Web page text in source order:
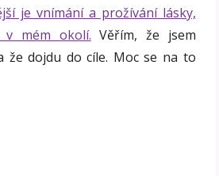
je vnímání a prožívání lásky,
mém okolí. Věřím, že jsem
že dojdu do cíle. Moc se na to